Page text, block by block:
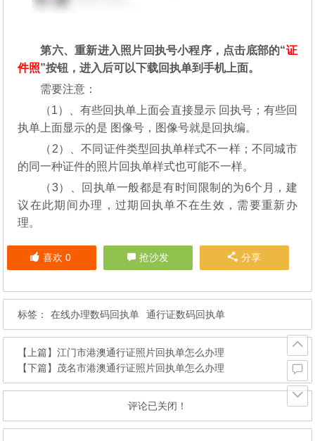
第六、重新进入照片回执号小程序，点击底部的“证
件照”按钮，进入后可以下载回执单到手机上面。
需要注意：
（1）、有些回执单上面会直接显示 回执号；有些回
执单上面显示的是 图像号，图像号就是回执编。
（2）、不同证件类型回执单样式不一样；不同城市
的同一种证件的照片回执单样式也可能不一样。
（3）、回执单一般都是有时间限制的为6个月，建
议在此期间办理，过期回执单不在生效，需要重新办
理。
喜欢 0 抢沙发 分享
标签： 在线办理数码回执单 通行证数码回执单
【上篇】江门市港澳通行证照片回执单怎么办理
【下篇】 茂名市港澳通行证照片回执单怎么办理
评论已关闭！